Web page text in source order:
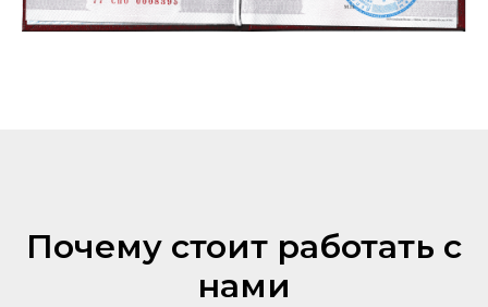
Почему стоит работать с
нами